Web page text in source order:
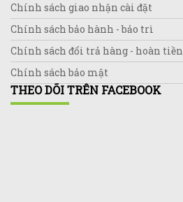
Chính sách giao nhận cài đặt
Chính sách bảo hành - bảo trì
Chính sách đổi trả hàng - hoàn tiền
Chính sách bảo mật
THEO DÕI TRÊN FACEBOOK